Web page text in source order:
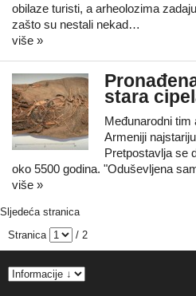
obilaze turisti, a arheolozima
zašto su nestali nekad…
više »
stara
Međunarodni tim
Armeniji
Pretpostavlja se
oko 5500 godina. "Oduševljena
više »
Sljedeća stranica
Stranica
/ 2